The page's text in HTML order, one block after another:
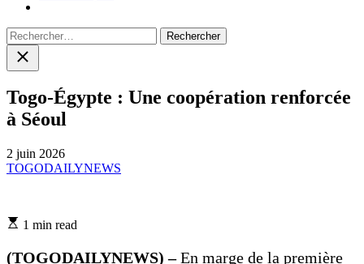
Rechercher :
Close
search
Togo-Égypte : Une coopération renforcée
à Séoul
2 juin 2026
TOGODAILYNEWS
Estimated
time
1 min read
(TOGODAILYNEWS) –En marge de la première